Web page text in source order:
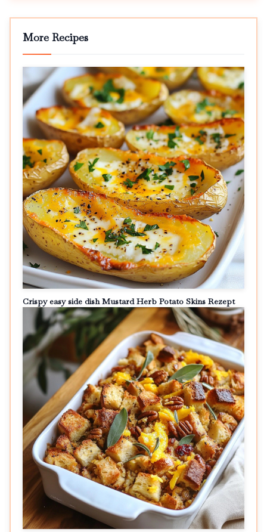
More Recipes
Crispy easy side dish Mustard Herb Potato Skins Rezept